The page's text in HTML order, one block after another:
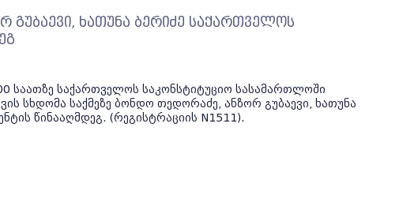
ხათუნა ბერიძე საქართველოს
საათზე საქართველოს საკონსტიტუციო სასამართლოში
სხდომა საქმეზე ბონდო თედორაძე, ანზორ გუბაევი, ხათუნა
წინააღმდეგ. (რეგისტრაციის N1511).